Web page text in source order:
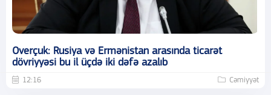
Overçuk: Rusiya və Ermənistan arasında ticarət
dövriyyəsi bu il üçdə iki dəfə azalıb
12:16 Cəmiyyət